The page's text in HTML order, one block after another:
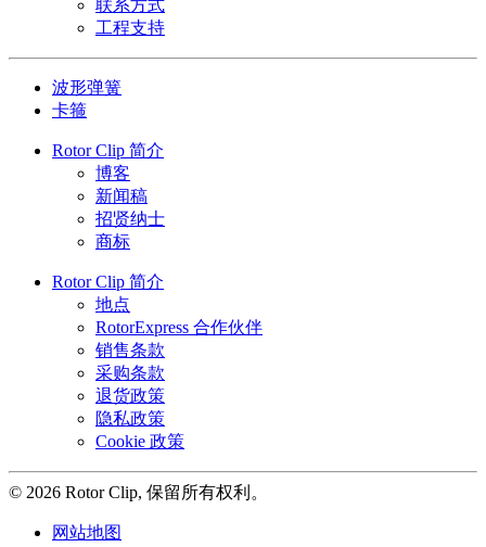
联系方式
工程支持
波形弹簧
卡箍
Rotor Clip 简介
博客
新闻稿
招贤纳士
商标
Rotor Clip 简介
地点
RotorExpress 合作伙伴
销售条款
采购条款
退货政策
隐私政策
Cookie 政策
© 2026 Rotor Clip, 保留所有权利。
网站地图